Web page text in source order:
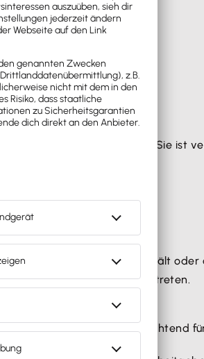
abgesichert. Sie ist
man im Alter eine Rente erhält
können sie freiwillig beitreten.
UV. Sie ist verpflichtend